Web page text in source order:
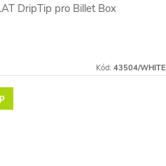
DripTip pro Billet Box
Kód: 43504/WHITE